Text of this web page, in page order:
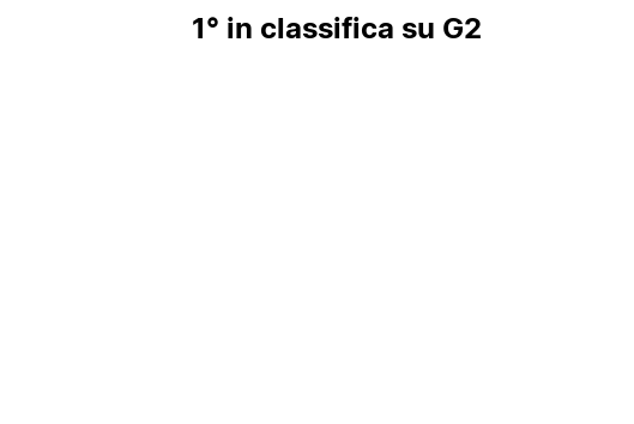
1° in classifica su G2